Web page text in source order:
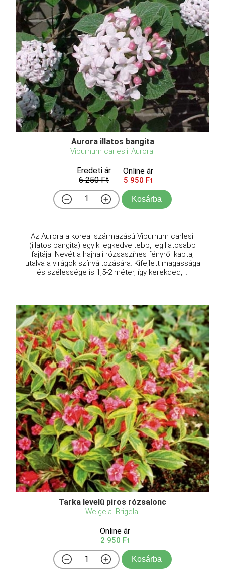
Aurora illatos bangita
Viburnum carlesii 'Aurora'
Eredeti ár
6 250 Ft
Online ár
5 950 Ft
Kosárba
Az Aurora a koreai származású Viburnum carlesii
(illatos bangita) egyik legkedveltebb, legillatosabb
fajtája. Nevét a hajnali rózsaszínes fényről kapta,
utalva a virágok színváltozására. Kifejlett magassága
és szélessége is 1,5-2 méter, így kerekded, ...
Tarka levelű piros rózsalonc
Weigela 'Brigela'
Online ár
2 950 Ft
Kosárba